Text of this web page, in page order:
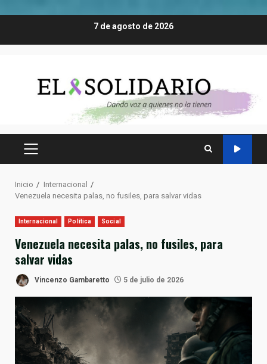
7 de agosto de 2026
MENÚ
Inicio
Internacional
Venezuela necesita palas, no fusiles, para salvar vidas
Internacional Política Social
Venezuela necesita palas, no fusiles, para
salvar vidas
Vincenzo Gambaretto 5 de julio de 2026